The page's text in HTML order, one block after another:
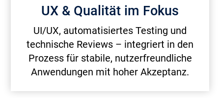
UX & Qualität im Fokus
UI/UX, automatisiertes Testing und
technische Reviews – integriert in den
Prozess für stabile, nutzerfreundliche
Anwendungen mit hoher Akzeptanz.